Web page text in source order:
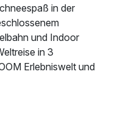
in der
und Indoor
in 3
Erlebniswelt und